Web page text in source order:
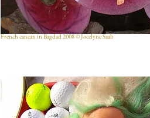
French cancan in Bagdad 2008 © Jocelyne Saab